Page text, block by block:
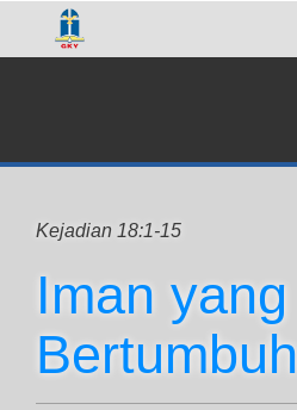
Kejadian 18:1-15
Iman yang
Bertumbuh